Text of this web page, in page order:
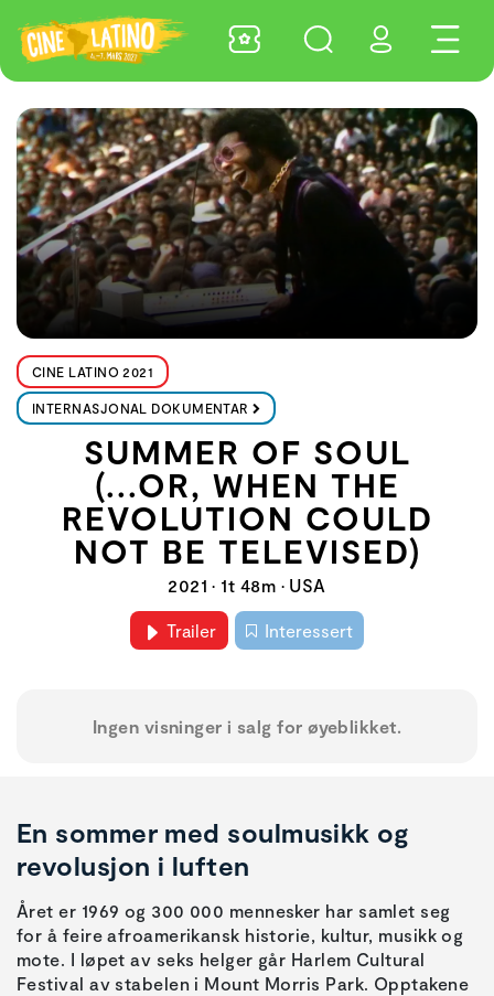
CINE LATINO 2021
INTERNASJONAL DOKUMENTAR
SUMMER OF SOUL
(...OR, WHEN THE
REVOLUTION COULD
NOT BE TELEVISED)
2021 • 1t 48m • USA
Trailer Interessert
Ingen visninger i salg for øyeblikket.
En sommer med soulmusikk og
revolusjon i luften
Året er 1969 og 300 000 mennesker har samlet seg
for å feire afroamerikansk historie, kultur, musikk og
mote. I løpet av seks helger går Harlem Cultural
Festival av stabelen i Mount Morris Park. Opptakene